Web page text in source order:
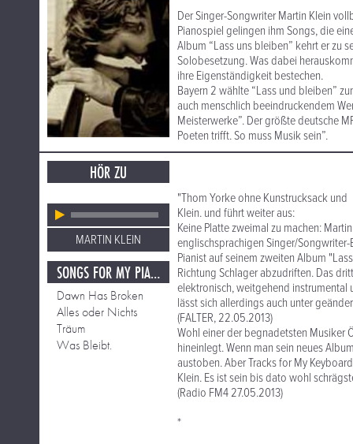
Der Singer-Songwriter Martin Klein
Pianospiel gelingen ihm Songs, die
Album “Lass uns bleiben” kehrt er zu
Solobesetzung. Was dabei
ihre Eigenständigkeit bestechen.
Bayern 2 wählte “Lass und bleiben”
auch menschlich beeindruckendem
Meisterwerke”. Der größte deutsche
Poeten trifft. So muss Musik sein”.
HÖR ZU
MARTIN KLEIN
SONGS FOR MY PIANO. LASS UNS BLEIBEN.
Dawn Has Broken
Alles oder Nichts
Träum
Was Bleibt.
"Thom Yorke ohne Kunstrucksack
Klein. und führt weiter aus:
Keine Platte zweimal zu machen:
englischsprachigen Singer/
Pianist auf seinem zweiten Album
Richtung Schlager abzudriften. Das
elektronisch, weitgehend instrumental
lässt sich allerdings auch unter
(FALTER, 22.05.2013)
Wohl einer der begnadetsten Musiker
hineinlegt. Wenn man sein neues
austoben. Aber Tracks for My
Klein. Es ist sein bis dato wohl
(Radio FM4 27.05.2013)
*